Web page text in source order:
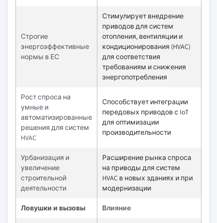
Строгие
энергоэффективные
нормы в ЕС
Стимулирует внедрение
приводов для систем
отопления, вентиляции и
кондиционирования (HVAC)
для соответствия
требованиям и снижения
энергопотребления
Рост спроса на
умные и
автоматизированные
решения для систем
HVAC
Способствует интеграции
передовых приводов с IoT
для оптимизации
производительности
Урбанизация и
увеличение
строительной
деятельности
Расширение рынка спроса
на приводы для систем
HVAC в новых зданиях и при
модернизации
Ловушки и вызовы Влияние